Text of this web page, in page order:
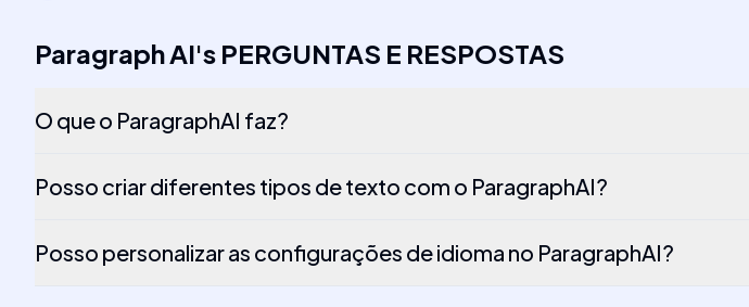
Paragraph AI's PERGUNTAS E RESPOSTAS
O que o ParagraphAI faz?
Posso criar diferentes tipos de texto com o ParagraphAI?
Posso personalizar as configurações de idioma no ParagraphAI?